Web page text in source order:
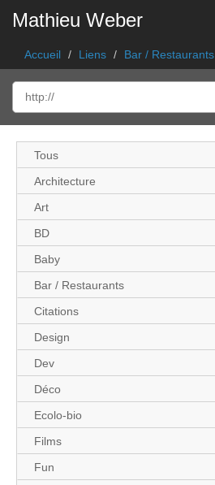
Mathieu Weber
Accueil Liens Bar / Restaurants
Tous
Architecture
Art
BD
Baby
Bar / Restaurants
Citations
Design
Dev
Déco
Ecolo-bio
Films
Fun